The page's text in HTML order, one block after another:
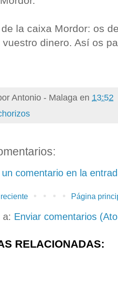
la caixa Mordor: os
vuestro dinero. Así os
Antonio - Malaga en 13:52
un comentario en la
Página
a: Enviar comentarios
RELACIONADAS: